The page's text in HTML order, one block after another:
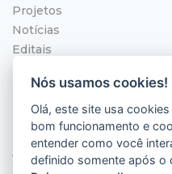
Projetos
Notícias
Editais
Localização
Hospital Universitário Onofre
Av. Nilo Peçanha, 620 -
Natal - RN, 59012-300
Nós usamos cookies!
Olá, este site usa
bom funcionamento e
entender como você
definido somente após o